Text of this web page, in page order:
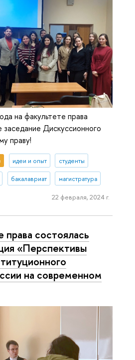
на факультете права
заседание Дискуссионного
праву!
идеи и опыт студенты
бакалавриат магистратура
22 февраля, 2024 г.
права состоялась
«Перспективы
на современном